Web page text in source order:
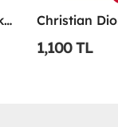
Scandal Le Parfüm EDP 100 ML Erkek Parfüm -
1,100 TL